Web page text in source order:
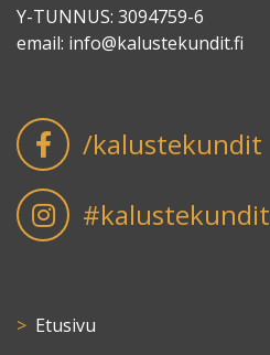
Y-TUNNUS: 3094759-6
email: info@kalustekundit.fi
/kalustekundit
#kalustekundit
Etusivu